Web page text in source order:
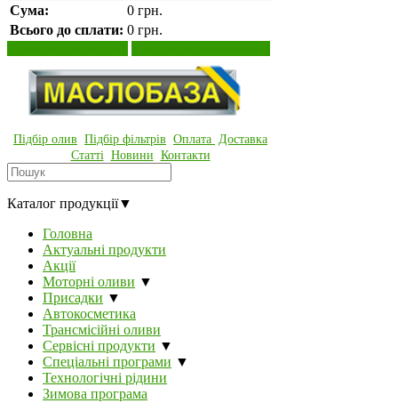
Сума:
0 грн.
Всього до сплати: 0 грн.
Підбір олив Підбір фільтрів Оплата Доставка
Статті Новини Контакти
Каталог продукції▼
Головна
Актуальні продукти
Акції
Моторні оливи ▼
Присадки ▼
Автокосметика
Трансмісійні оливи
Сервісні продукти ▼
Спеціальні програми ▼
Технологічні рідини
Зимова програма